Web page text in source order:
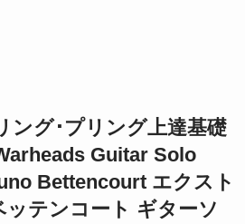
ング･プリング上達基礎
Guitar Solo
Bettencourt エクスト
ッテンコート ギターソ